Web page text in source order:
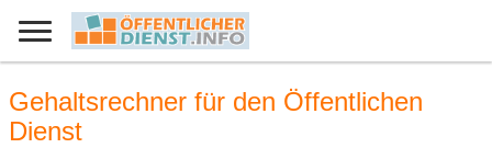
Gehaltsrechner für den Öffentlichen
Dienst